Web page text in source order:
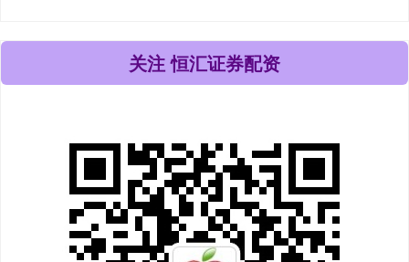
关注 恒汇证券配资